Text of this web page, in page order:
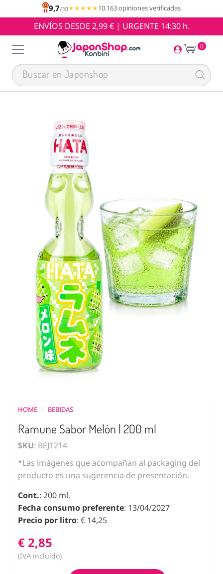
9,7/10★★★★★
★★★★★10.163 opiniones verificadas
ENVÍOS DESDE 2,99 € | URGENTE 14:30 h.
0
HOME / BEBIDAS
Ramune Sabor Melón | 200 ml
SKU: BEJ1214
*Las imágenes que acompañan al packaging del
producto es una sugerencia de presentación.
Cont.: 200 ml.
Fecha consumo preferente: 13/04/2027
Precio por litro: € 14,25
€ 2,85
(IVA incluído)